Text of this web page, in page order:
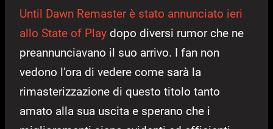
Until Dawn Remaster è stato annunciato ieri
allo State of Play dopo diversi rumor che ne
preannunciavano il suo arrivo. I fan non
vedono l’ora di vedere come sarà la
rimasterizzazione di questo titolo tanto
amato alla sua uscita e sperano che i